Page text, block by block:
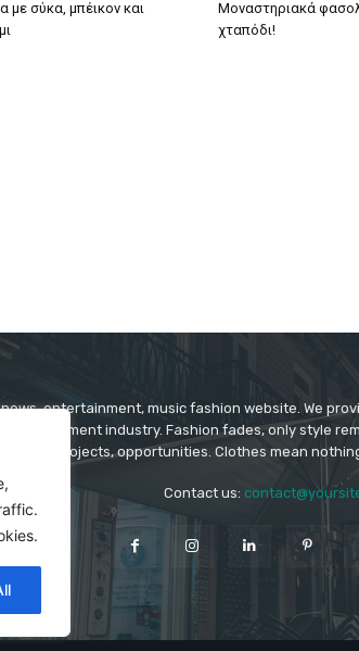
με σύκα, μπέικον και
Μοναστηριακά
χταπόδι!
entertainment, music fashion website. We
entertainment industry. Fashion fades, only style
always projects, opportunities. Clothes mean
Contact us: